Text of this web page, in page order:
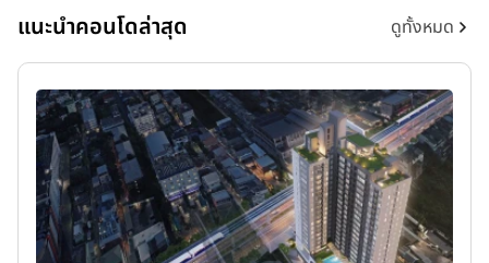
แนะนำคอนโดล่าสุด ดูทั้งหมด